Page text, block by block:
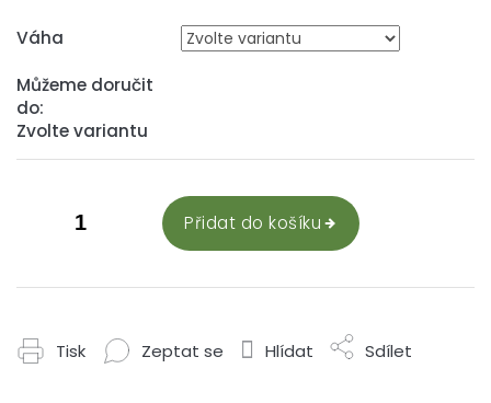
Váha
Můžeme doručit
do:
Zvolte variantu
Přidat do košíku
Tisk Zeptat se Hlídat Sdílet